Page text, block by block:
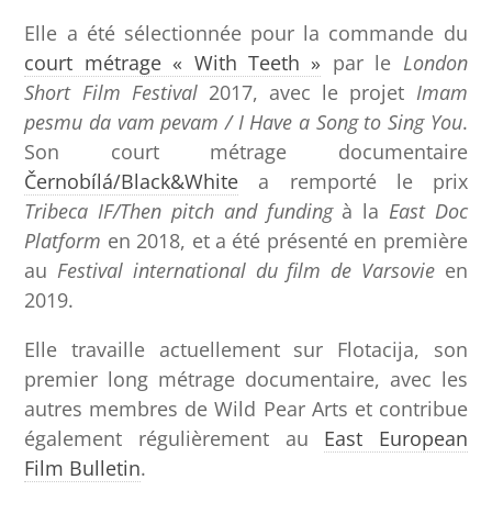
Elle a été sélectionnée pour la commande du
court métrage « With Teeth » par le London
Short Film Festival2017, avec le projet Imam
pesmu da vam pevam / I Have a Song to Sing You.
Son court métrage documentaire
Černobílá/Black&White a remporté le prix
Tribeca IF/Then pitch and fundingà la East Doc
Platform en 2018, et a été présenté en première
au Festival international du film de Varsovieen
2019.
Elle travaille actuellement sur Flotacija, son
premier long métrage documentaire, avec les
autres membres de Wild Pear Arts et contribue
également régulièrement au East European
Film Bulletin.